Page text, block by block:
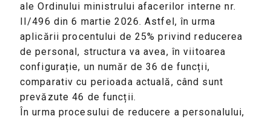
ale Ordinului ministrului afacerilor interne nr.
II/496 din 6 martie 2026. Astfel, în urma
aplicării procentului de 25% privind reducerea
de personal, structura va avea, în viitoarea
configurație, un număr de 36 de funcții,
comparativ cu perioada actuală, când sunt
prevăzute 46 de funcții.
În urma procesului de reducere a personalului,